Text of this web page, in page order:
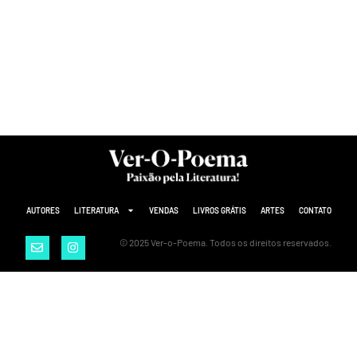
AUTORES LITERATURA VENDAS LIVROS GRÁTIS ARTES CONTATO
© 2025 Ver-o-Poema. Todos os direitos reservados.